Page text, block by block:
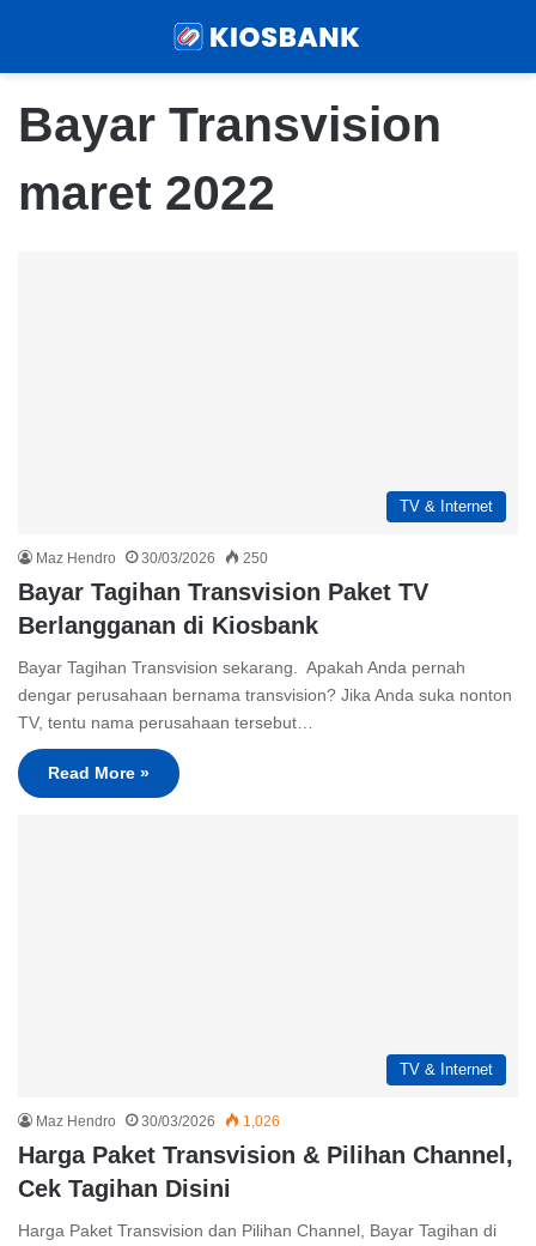
Bayar Transvision
maret 2022
TV & Internet
Maz Hendro 30/03/2026 250
Bayar Tagihan Transvision Paket TV
Berlangganan di Kiosbank
Bayar Tagihan Transvision sekarang. Apakah Anda pernah
dengar perusahaan bernama transvision? Jika Anda suka nonton
TV, tentu nama perusahaan tersebut…
Read More »
TV & Internet
Maz Hendro 30/03/2026 1,026
Harga Paket Transvision & Pilihan Channel,
Cek Tagihan Disini
Harga Paket Transvision dan Pilihan Channel, Bayar Tagihan di